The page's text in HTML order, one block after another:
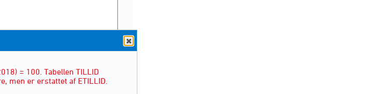
= 100. Tabellen TILLID
men er erstattet af ETILLID.